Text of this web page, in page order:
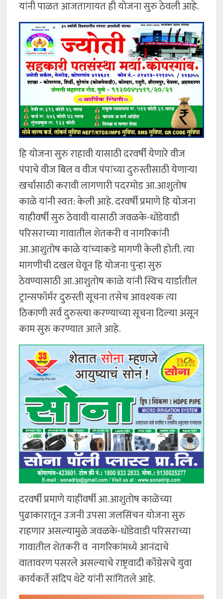
यांनी पाळत आजतागायत ही योजना सुरु ठेवली आहे.
हि योजना सुरु राहावी यासाठी दरवर्षी येणारे वीज
पंपाचे वीज बिल व वीज पंपांच्या दुरुस्तीसाठी येणाऱ्या
खर्चासाठी करावी लागणारी पदरमोड आ.आशुतोष
काळे यांनी स्वत: केली आहे. दरवर्षी प्रमाणे हि योजना
याहीवर्षी सुरु ठेवावी यासाठी जवळके-धोंडेवाडी
परिसराच्या गावातील शेतकरी व नागरिकांनी
आ.आशुतोष काळे यांच्याकडे मागणी केली होती. त्या
मागणीची दखल घेवून हि योजना पुन्हा सुरु
ठेवण्यासाठी आ.आशुतोष काळे यांनी स्विच यार्डातील
ट्रान्सफॉर्मर दुरुस्ती सूचना तसेच आवश्यक त्या
ठिकाणी सर्व दुरुस्त्या करण्याच्या सूचना दिल्या असून
काम सुरु करण्यात आले आहे.
दरवर्षी प्रमाणे याहीवर्षी आ.आशुतोष काळेंच्या
पुढाकारातून उजनी उपसा जलसिंचन योजना सुरु
राहणार असल्यामुळे जवळके-धोंडेवाडी परिसराच्या
गावातील शेतकरी व नागरिकांमध्ये आनंदाचे
वातावरण पसरले असल्याचे राष्ट्रवादी कॉंग्रेसचे युवा
कार्यकर्ते संदिप थेटे यांनी सांगितले आहे.